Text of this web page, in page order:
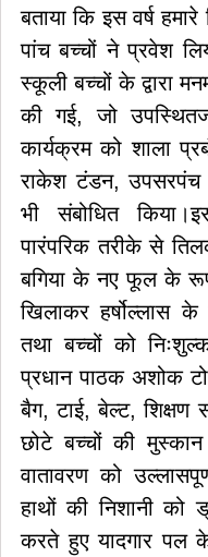
बताया कि इस वर्ष
पांच बच्चों ने प्रवेश
स्कूली बच्चों के द्वारा
की गई, जो
कार्यक्रम को शाला
राकेश टंडन, उपसरपंच
भी संबोधित
पारंपरिक तरीके से
बगिया के नए फूल के
खिलाकर हर्षोल्लास
तथा बच्चों को
प्रधान पाठक अशोक
बैग, टाई, बेल्ट, शिक्षण
छोटे बच्चों की
वातावरण को
हाथों की निशानी को
करते हुए यादगार पल